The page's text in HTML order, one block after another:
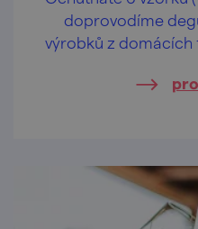
doprovodíme
výrobků z domácích